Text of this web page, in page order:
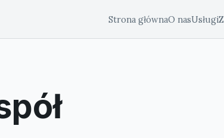
Strona głównaO nasUsługi